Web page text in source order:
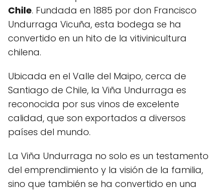
Chile. Fundada en 1885 por don Francisco
Undurraga Vicuña, esta bodega se ha
convertido en un hito de la vitivinicultura
chilena.
Ubicada en el Valle del Maipo, cerca de
Santiago de Chile, la Viña Undurraga es
reconocida por sus vinos de excelente
calidad, que son exportados a diversos
países del mundo.
La Viña Undurraga no solo es un testamento
del emprendimiento y la visión de la familia,
sino que también se ha convertido en una